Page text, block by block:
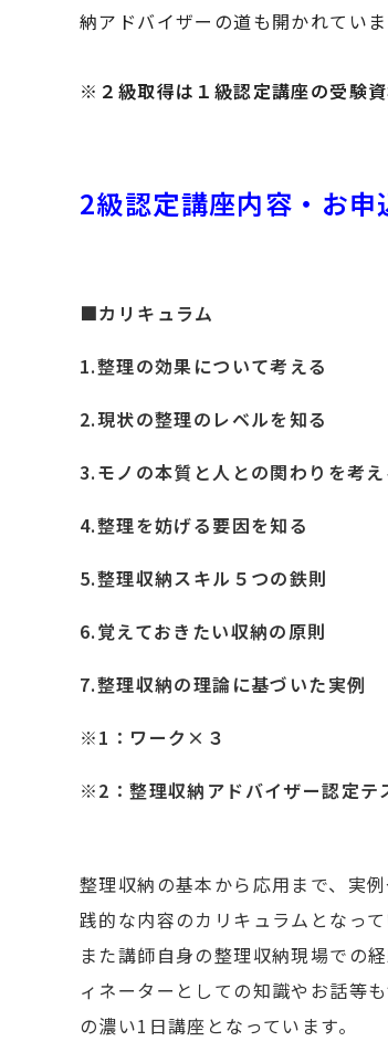
納アドバイザーの道も開かれていま
※２級取得は１級認定講座の受験資
2級認定講座内容・お申
■カリキュラム
1.整理の効果について考える
2.現状の整理のレベルを知る
3.モノの本質と人との関わりを考え
4.整理を妨げる要因を知る
5.整理収納スキル５つの鉄則
6.覚えておきたい収納の原則
7.整理収納の理論に基づいた実例
※1：ワーク×３
※2：整理収納アドバイザー認定テ
整理収納の基本から応用まで、実
践的な内容のカリキュラムとなって
また講師自身の整理収納現場での
ィネーターとしての知識やお話等
の濃い1日講座となっています。